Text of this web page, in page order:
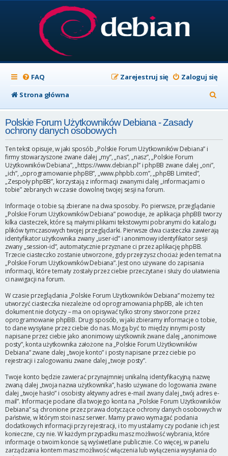
FAQ Zaloguj się
Zarejestruj się
Strona główna
z
k
Polskie Forum Użytkowników Debiana - Zasady
ochrony danych osobowych
Ten tekst opisuje, w jaki sposób „Polskie Forum Użytkowników Debiana” i
firmy stowarzyszone zwane dalej „my”, „nas”, „nasz”, „Polskie Forum
Użytkowników Debiana”, „https://www.debian.pl” i phpBB zwane dalej „oni”,
„ich”, „oprogramowanie phpBB”, „www.phpbb.com”, „phpBB Limited”,
„Zespoły phpBB”, korzystają z informacji zwanymi dalej „informacjami o
tobie” zebranych w czasie dowolnej twojej sesji na forum.
Informacje o tobie są zbierane na dwa sposoby. Po pierwsze, przeglądanie
„Polskie Forum Użytkowników Debiana” powoduje, że aplikacja phpBB tworzy
kilka ciasteczek, które są małymi plikami tekstowymi pobranymi do katalogu
plików tymczasowych twojej przeglądarki. Pierwsze dwa ciasteczka zawierają
identyfikator użytkownika zwany „user-id” i anonimowy identyfikator sesji
zwany „session-id”, automatycznie przyznane ci przez aplikację phpBB.
Trzecie ciasteczko zostanie utworzone, gdy przejrzysz chociaż jeden temat na
„Polskie Forum Użytkowników Debiana”. Jest ono używane do zapisania
informacji, które tematy zostały przez ciebie przeczytane i służy do ułatwienia
ci nawigacji na forum.
W czasie przeglądania „Polskie Forum Użytkowników Debiana” możemy też
utworzyć ciasteczka niezależne od oprogramowania phpBB, ale ich ten
dokument nie dotyczy – ma on opisywać tylko strony stworzone przez
oprogramowanie phpBB. Drugi sposób, w jaki zbieramy informacje o tobie,
to dane wysyłane przez ciebie do nas. Mogą być to między innymi posty
napisane przez ciebie jako anonimowy użytkownik zwane dalej „anonimowe
posty”, konta użytkownika założone na „Polskie Forum Użytkowników
Debiana” zwane dalej „twoje konto” i posty napisane przez ciebie po
rejestracji i zalogowaniu zwane dalej „twoje posty”.
Twoje konto będzie zawierać przynajmniej unikalną identyfikacyjną nazwę
zwaną dalej „twoja nazwa użytkownika”, hasło używane do logowania zwane
dalej „twoje hasło” i osobisty aktywny adres e-mail zwany dalej „twój adres e-
mail”. Informacje podane dla twojego konta na „Polskie Forum Użytkowników
Debiana” są chronione przez prawa dotyczące ochrony danych osobowych w
państwie, w którym stoi nasz serwer. Mamy prawo wymagać podania
dodatkowych informacji przy rejestracji, i to my ustalamy czy podanie ich jest
konieczne, czy nie. W każdym przypadku masz możliwość wybrania, które
informacje o twoim koncie są wyświetlane publicznie. Co więcej, w panelu
zarządzania kontem masz możliwość włączenia lub wyłączenia wysyłania do